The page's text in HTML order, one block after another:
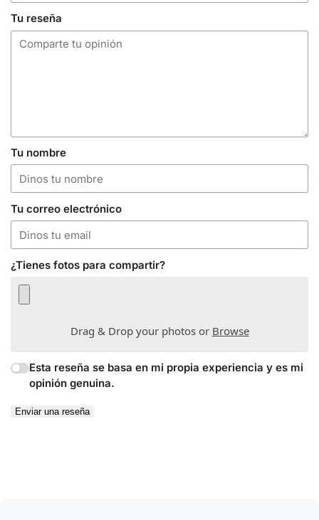
Tu reseña
Tu nombre
Tu correo electrónico
¿Tienes fotos para compartir?
Drag & Drop your photos or Browse
Esta reseña se basa en mi propia experiencia y es mi
opinión genuina.
Enviar una reseña